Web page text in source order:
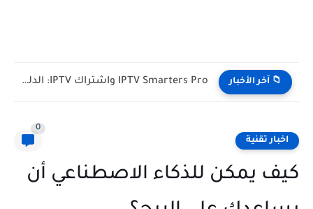
📁 آخر الأخبار IPTV Smarters Pro واشتراك IPTV: الدليل الشامل لفصل المشغل عن...
اخبار تقنية
0
كيف يمكن للذكاء الاصطناعي أن